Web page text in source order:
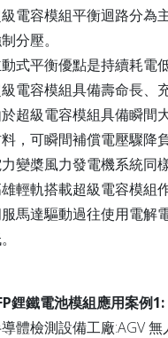
電容模組平衡迴路分為
分壓。
式平衡優點是持續耗電
電容模組具備壽命長、
超級電容模組具備瞬間
，可瞬間補償電壓驟降
變槳風力發電機系統同
輕軌搭載超級電容模組
馬達驅動過往使用電解
鋰鐵電池模組應用案例1:
體檢測設備工廠:AGV